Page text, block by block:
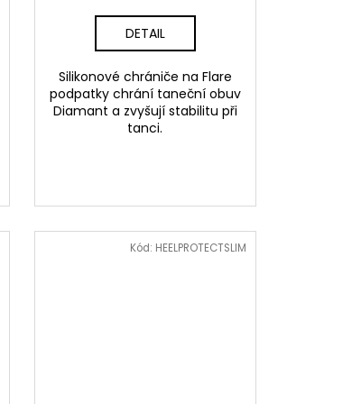
DETAIL
Silikonové chrániče na Flare
podpatky chrání taneční obuv
Diamant a zvyšují stabilitu při
tanci.
Kód: HEELPROTECTSLIM